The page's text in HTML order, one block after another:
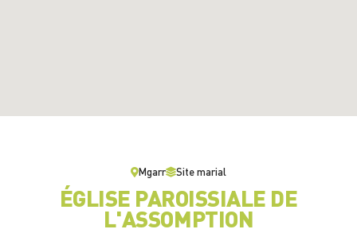
Mgarr Site marial
ÉGLISE PAROISSIALE DE
L'ASSOMPTION